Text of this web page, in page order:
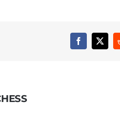
Facebook
X